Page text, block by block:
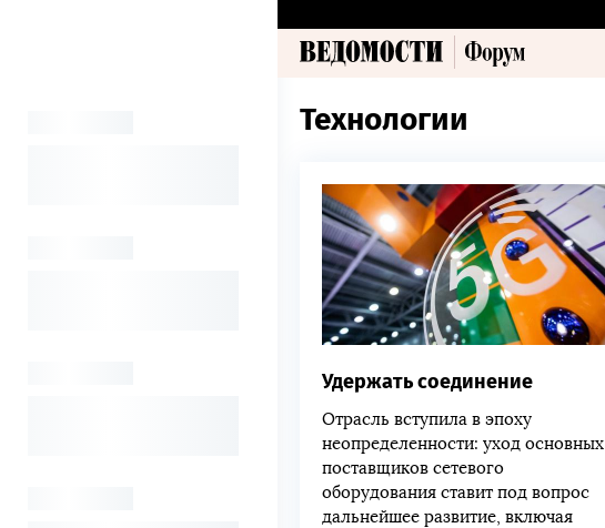
Технологии
Удержать соединение
Отрасль вступила в эпоху
неопределенности: уход основных
поставщиков сетевого
оборудования ставит под вопрос
дальнейшее развитие, включая